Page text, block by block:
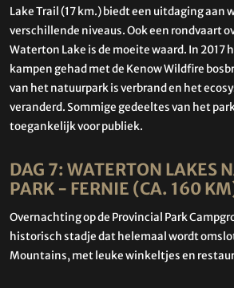
Lake Trail (17 km.) biedt een uitdaging aan
verschillende niveaus. Ook een rondvaart
Waterton Lake is de moeite waard. In 2017
kampen gehad met de Kenow Wildfire
van het natuurpark is verbrand en het
veranderd. Sommige gedeeltes van het
toegankelijk voor publiek.
DAG 7: WATERTON LAKES
PARK - FERNIE (CA. 160
Overnachting op de Provincial Park
historisch stadje dat helemaal wordt
Mountains, met leuke winkeltjes en